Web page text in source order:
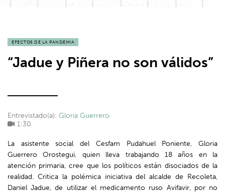
EFECTOS DE LA PANDEMIA
“Jadue y Piñera no son válidos”
Entrevistado(a): Gloria Guerrero
1:30
La asistente social del Cesfam Pudahuel Poniente, Gloria
Guerrero Orostegui, quien lleva trabajando 18 años en la
atención primaria, cree que los políticos están disociados de la
realidad. Critica la polémica iniciativa del alcalde de Recoleta,
Daniel Jadue, de utilizar el medicamento ruso Avifavir, por no